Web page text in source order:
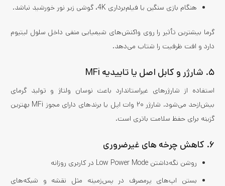
هنگام بازی سنگین یا فیلم‌برداری 4K، گوشی زیر نور خورشید نباشد.
گرما بیشترین تأثیر را روی واکنش‌های شیمیایی منفی داخل سلول لیتیوم
دارد و افت ظرفیت را شتاب می‌دهد.
۵. شارژر و کابل اصل یا تاییدیه MFi
استفاده از شارژرهای غیر‌استاندارد باعث نوسان ولتاژ و تولید گرمای
بیش‌ازحد می‌شود. شارژر ۲۰ وات اپل یا برندهای دارای مجوز MFi بهترین
گزینه برای حفظ سلامت باتری است.
۶. کاهش چرخه‌ های غیرضروری
روشن نگه‌داشتن Low Power Mode در کاربری روزانه
بستن اپ‌های پرمصرف در پس‌زمینه مثل نقشه و شبکه‌های